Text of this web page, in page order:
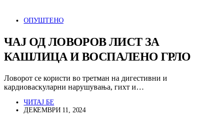
ОПУШТЕНО
ЧАЈ ОД ЛОВОРОВ ЛИСТ ЗА
КАШЛИЦА И ВОСПАЛЕНО ГРЛО
Ловорот се користи во третман на дигестивни и
кардиоваскуларни нарушувања, гихт и…
ЧИТАЈ БЕ
ДЕКЕМВРИ 11, 2024